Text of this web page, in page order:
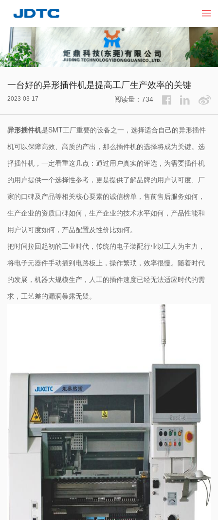
一台好的异形插件机是提高工厂生产效率的关键
2023-03-17 阅读量：734
异形插件机是SMT工厂重要的设备之一，选择适合自己的异形插件
机可以保障高效、高质的产出，那么插件机的选择将成为关键。选
择插件机，一定看重这几点：通过用户真实的评选，为需要插件机
的用户提供一个选择性参考，更是提供了解品牌的用户认可度、厂
家的口碑及产品等相关核心要素的诚信榜单，售前售后服务如何，
生产企业的资质口碑如何，生产企业的技术水平如何，产品性能和
用户认可度如何，产品配置及性价比如何。
把时间拉回起初的工业时代，传统的电子装配行业以工人为主力，
将电子元器件手动插到电路板上，操作繁琐，效率很慢。随着时代
的发展，机器大规模生产，人工的插件速度已经无法适应时代的需
求，工艺差的漏洞暴露无疑。